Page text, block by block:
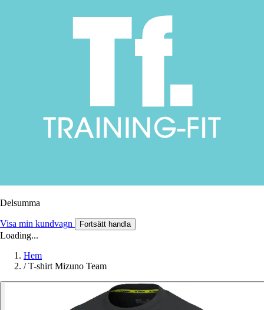
Delsumma
Visa min kundvagn Fortsätt handla
Loading...
Hem
/ T-shirt Mizuno Team